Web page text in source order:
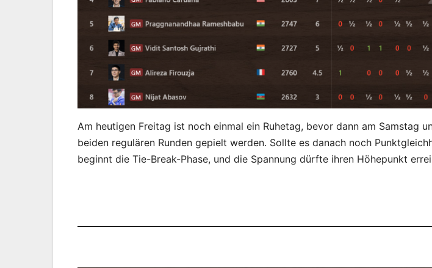
Am heutigen Freitag ist noch einmal ein Ruhetag, bevor dann am Samstag
beiden regulären Runden gepielt werden. Sollte es danach noch
beginnt die Tie-Break-Phase, und die Spannung dürfte ihren Höhepunkt